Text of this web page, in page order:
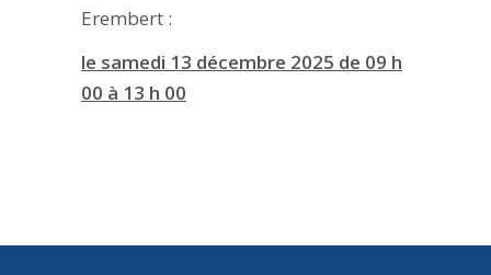
Erembert :
le samedi 13 décembre 2025 de 09 h
00 à 13 h 00